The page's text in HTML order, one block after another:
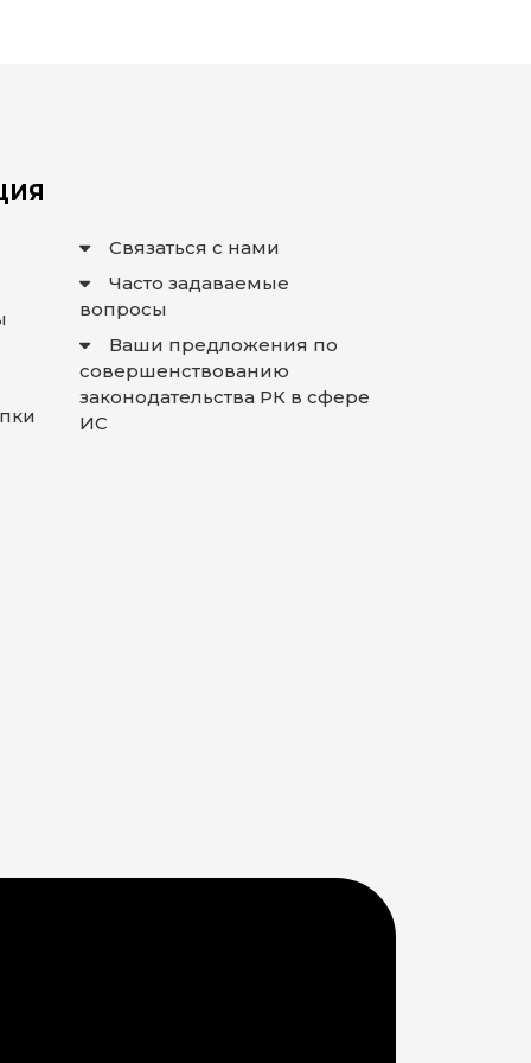
Связаться с нами
Часто задаваемые
вопросы
Ваши предложения по
совершенствованию
законодательства РК в сфере
ИС